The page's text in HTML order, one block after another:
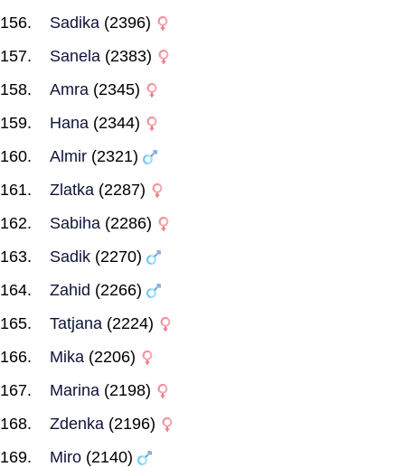
Sadika (2396)
Sanela (2383)
Amra (2345)
Hana (2344)
Almir (2321)
Zlatka (2287)
Sabiha (2286)
Sadik (2270)
Zahid (2266)
Tatjana (2224)
Mika (2206)
Marina (2198)
Zdenka (2196)
Miro (2140)